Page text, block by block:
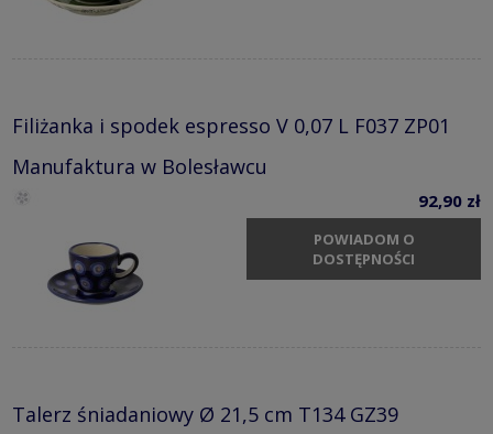
Filiżanka i spodek espresso V 0,07 L F037 ZP01
Manufaktura w Bolesławcu
92,90 zł
POWIADOM O
DOSTĘPNOŚCI
Talerz śniadaniowy Ø 21,5 cm T134 GZ39